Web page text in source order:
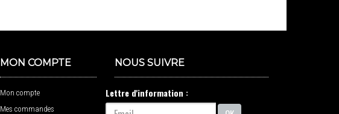
MON COMPTE
Mon compte
Mes commandes
NOUS SUIVRE
Lettre d'information :